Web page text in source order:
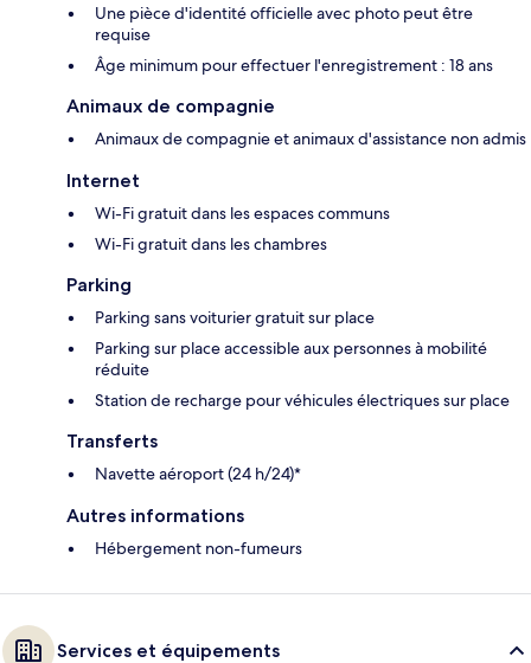
Une pièce d'identité officielle avec photo peut être
requise
Âge minimum pour effectuer l'enregistrement : 18 ans
Animaux de compagnie
Animaux de compagnie et animaux d'assistance non admis
Internet
Wi-Fi gratuit dans les espaces communs
Wi-Fi gratuit dans les chambres
Parking
Parking sans voiturier gratuit sur place
Parking sur place accessible aux personnes à mobilité
réduite
Station de recharge pour véhicules électriques sur place
Transferts
Navette aéroport (24 h/24)*
Autres informations
Hébergement non-fumeurs
Services et équipements